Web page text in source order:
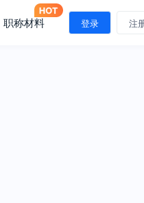
职称材料 登录 注